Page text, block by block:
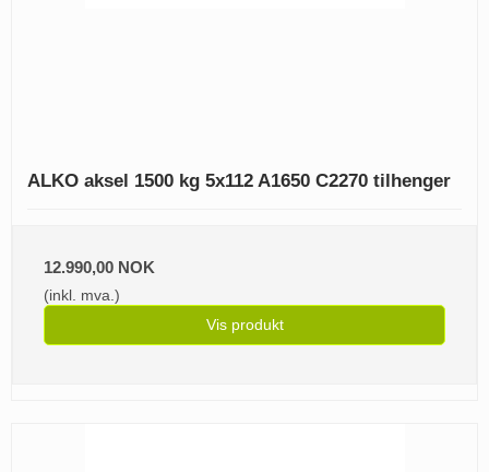
ALKO aksel 1500 kg 5x112 A1650 C2270 tilhenger
12.990,00 NOK
(inkl. mva.)
Vis produkt